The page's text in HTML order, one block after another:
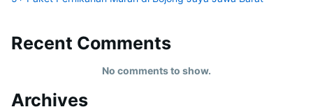
Recent Comments
No comments to show.
Archives